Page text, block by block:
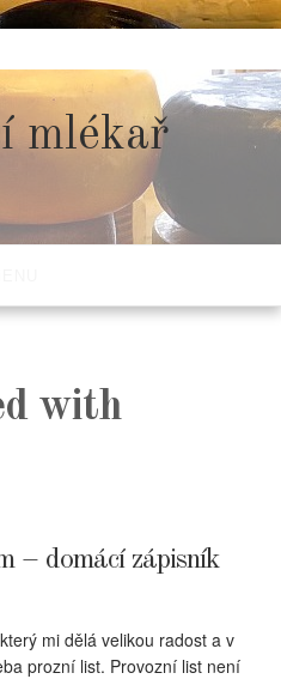
mlékař
with
– domácí zápisník
mi dělá velikou radost a v
prozní list. Provozní list není